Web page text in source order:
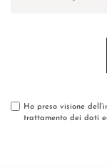
Ho preso visione
trattamento dei dati